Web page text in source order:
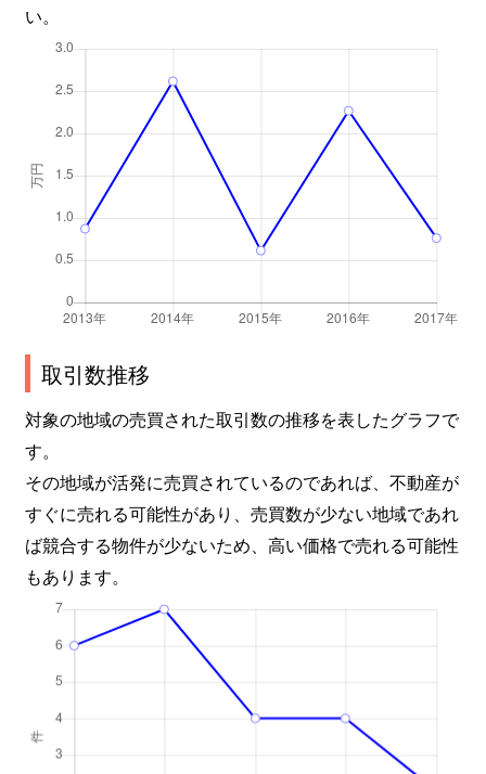
い。
取引数推移
対象の地域の売買された取引数の推移を表したグラフで
す。
その地域が活発に売買されているのであれば、不動産が
すぐに売れる可能性があり、売買数が少ない地域であれ
ば競合する物件が少ないため、高い価格で売れる可能性
もあります。